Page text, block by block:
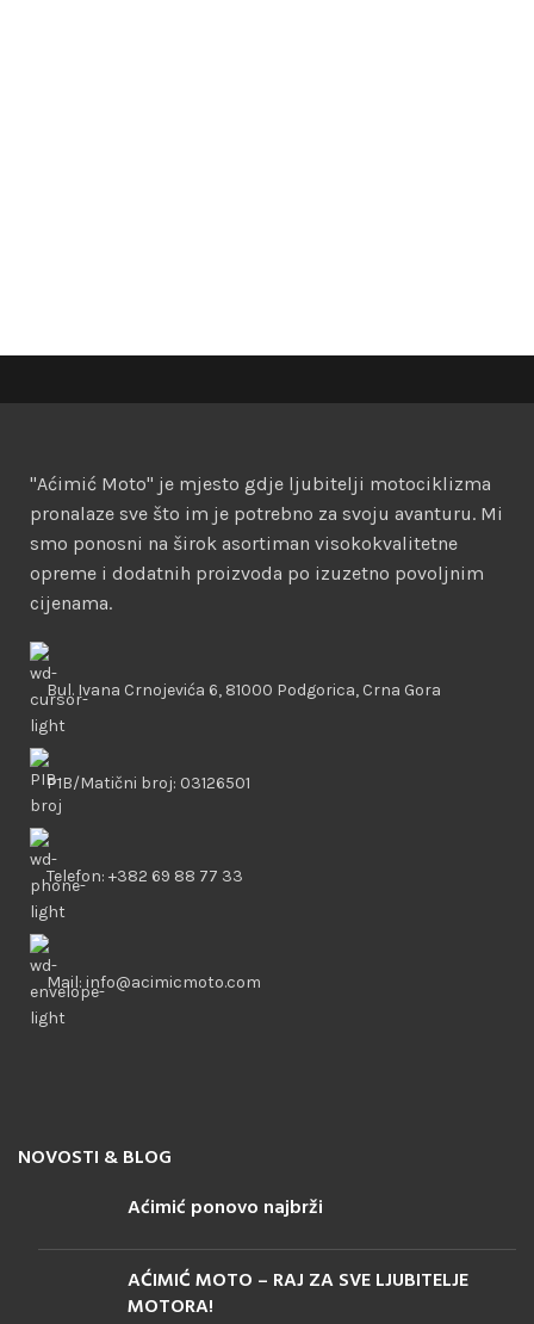
"Aćimić Moto" je mjesto gdje ljubitelji motociklizma
pronalaze sve što im je potrebno za svoju avanturu. Mi
smo ponosni na širok asortiman visokokvalitetne
opreme i dodatnih proizvoda po izuzetno povoljnim
cijenama.
Bul. Ivana Crnojevića 6, 81000 Podgorica, Crna Gora
PIB/Matični broj: 03126501
Telefon: +382 69 88 77 33
Mail: info@acimicmoto.com
NOVOSTI & BLOG
Aćimić ponovo najbrži
AĆIMIĆ MOTO – RAJ ZA SVE LJUBITELJE
MOTORA!